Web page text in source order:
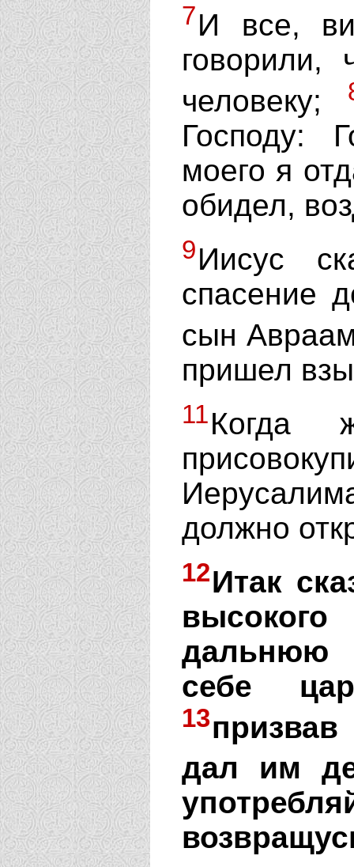
7И все,
человеку;
Господу:
моего я
обидел,
9Иисус
спасение
сын
пришел
11Когда
должно
12Итак
дальнюю
себе
13
дал им